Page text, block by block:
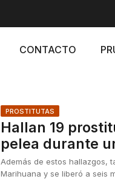
CONTACTO
PROSTITUTAS
Hallan 19
pelea durante
mexicana
Además de estos hallazgos,
Marihuana y se liberó a seis